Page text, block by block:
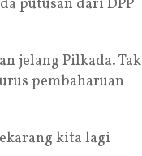
putusan dari DPP
jelang Pilkada. Tak
pembaharuan
kita lagi